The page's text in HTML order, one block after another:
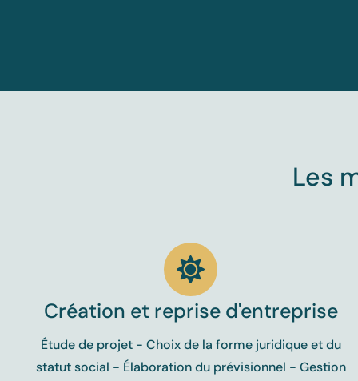
Les
Création et reprise d'entreprise
Étude de projet - Choix de la forme juridique et du
statut social - Élaboration du prévisionnel - Gestion